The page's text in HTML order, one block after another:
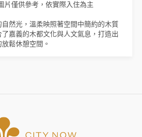
片僅供參考，依實際入住為主
然光，溫柔映照著空間中簡約的木質
嘉義的木都文化與人文氣息，打造出
鬆休憩空間。